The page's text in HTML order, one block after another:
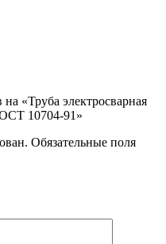
«Труба электросварная
10704-91»
Обязательные поля